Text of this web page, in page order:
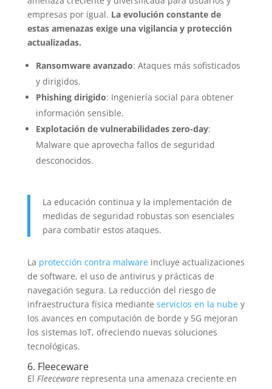
empresas por igual. La evolución constante de
estas amenazas exige una vigilancia y protección
actualizadas.
Ransomware avanzado: Ataques más sofisticados
y dirigidos.
Phishing dirigido: Ingeniería social para obtener
información sensible.
Explotación de vulnerabilidades zero-day:
Malware que aprovecha fallos de seguridad
desconocidos.
La educación continua y la implementación de
medidas de seguridad robustas son esenciales
para combatir estos ataques.
La protección contra malwareincluye actualizaciones
de software, el uso de antivirus y prácticas de
navegación segura. La reducción del riesgo de
infraestructura física mediante servicios en la nubey
los avances en computación de borde y 5G mejoran
los sistemas IoT, ofreciendo nuevas soluciones
tecnológicas.
6. Fleeceware
El Fleecewarerepresenta una amenaza creciente en